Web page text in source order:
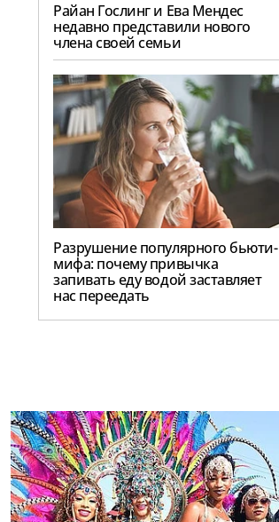
Райан Гослинг и Ева Мендес
недавно представили нового
члена своей семьи
Разрушение популярного бьюти-
мифа: почему привычка
запивать еду водой заставляет
нас переедать